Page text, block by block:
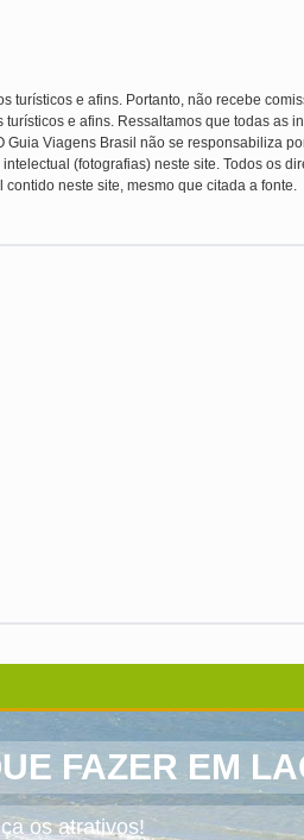
turísticos e afins. Portanto, não recebe
e afins. Ressaltamos que todas as
Viagens Brasil não se responsabiliza
(fotografias) neste site. Todos os
neste site, mesmo que citada a fonte.
FAZER EM
os atrativos!